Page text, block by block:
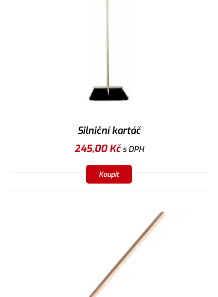
Silniční kartáč
245,00Kčs DPH
Koupit